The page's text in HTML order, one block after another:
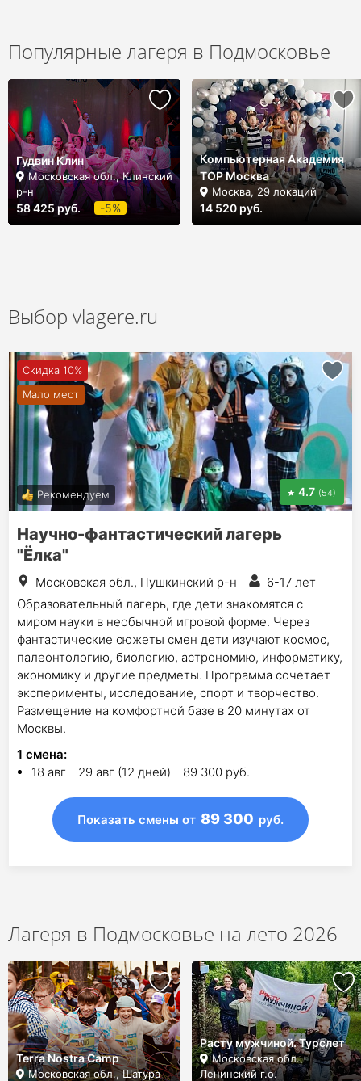
Популярные лагеря в Подмосковье
Гудвин Клин
Московская обл., Клинский
р-н
58 425 руб. -5%
Компьютерная Академия
TOP Москва
Москва, 29 локаций
14 520 руб.
Выбор vlagere.ru
Скидка 10%
Мало мест
Рекомендуем 4.7 (54)
Научно-фантастический лагерь
"Ëлка"
Московская обл., Пушкинский р-н
6-17 лет
Образовательный лагерь, где дети знакомятся с
миром науки в необычной игровой форме. Через
фантастические сюжеты смен дети изучают космос,
палеонтологию, биологию, астрономию, информатику,
экономику и другие предметы. Программа сочетает
эксперименты, исследование, спорт и творчество.
Размещение на комфортной базе в 20 минутах от
Москвы.
1 смена:
18 авг - 29 авг (12 дней) - 89 300 руб.
Показать смены от 89 300 руб.
Лагеря в Подмосковье на лето 2026
Terra Nostra Camp
Московская обл., Шатура
Расту мужчиной. Турслет
Московская обл.,
Ленинский г.о.